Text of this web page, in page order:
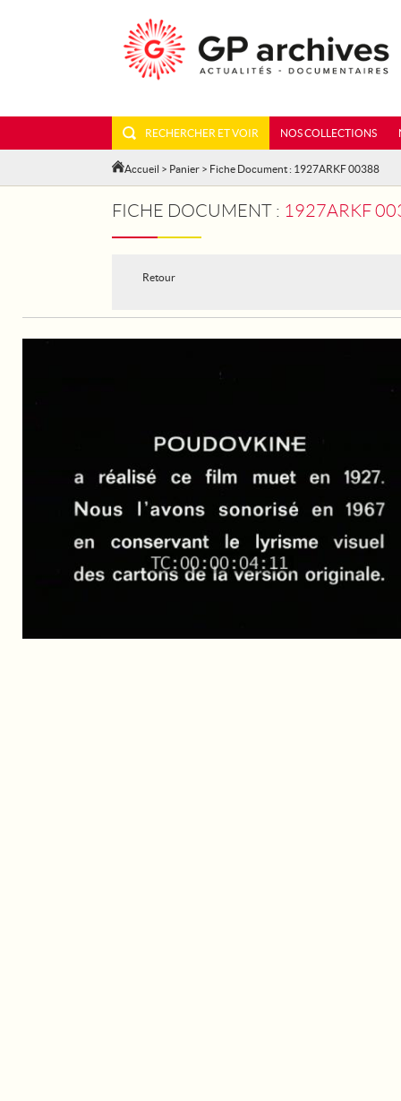
RECHERCHER ET VOIR NOS COLLECTIONS
Accueil > Panier > Fiche Document : 1927ARKF 00388
FICHE DOCUMENT : 1927ARKF
Retour